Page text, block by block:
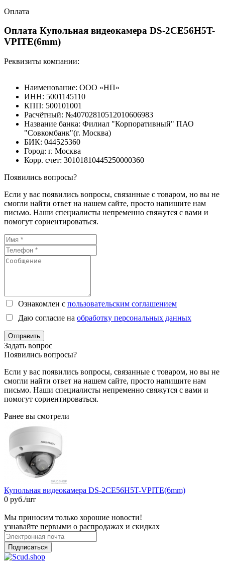
Оплата
Оплата Купольная видеокамера DS-2CE56H5T-
VPITE(6mm)
Реквизиты компании:
Наименование: ООО «НП»
ИНН: 5001145110
КПП: 500101001
Расчётный: №40702810512010606983
Название банка: Филиал "Корпоративный" ПАО
"Совкомбанк"(г. Москва)
БИК: 044525360
Город: г. Москва
Корр. счет: 30101810445250000360
Появились вопросы?
Если у вас появились вопросы, связанные с товаром, но вы не
смогли найти ответ на нашем сайте, просто напишите нам
письмо. Наши специалисты непременно свяжутся с вами и
помогут сориентироваться.
Ознакомлен с пользовательским соглашением
Даю согласие на обработку персональных данных
Отправить
Задать вопрос
Появились вопросы?
Если у вас появились вопросы, связанные с товаром, но вы не
смогли найти ответ на нашем сайте, просто напишите нам
письмо. Наши специалисты непременно свяжутся с вами и
помогут сориентироваться.
Ранее вы смотрели
Купольная видеокамера DS-2CE56H5T-VPITE(6mm)
0 руб./шт
Мы приносим только хорошие новости!
узнавайте первыми о распродажах и скидках
Подписаться